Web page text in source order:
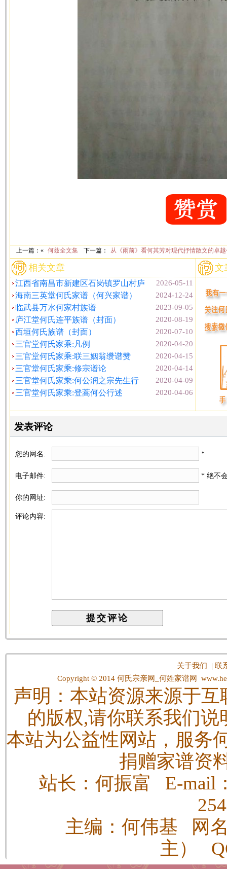
上一篇：« 何兹全文集 下一篇： 从《雨前》看何其芳对现代抒情散文的卓
相关文章
2026-05-11
江西省南昌市新建区石岗镇罗山村庐
2024-12-24
海南三英堂何氏家谱（何兴家谱）
2023-09-05
临武县万水何家村族谱
2020-08-19
庐江堂何氏连平族谱（封面）
2020-07-10
西垣何氏族谱（封面）
2020-04-20
三官堂何氏家乘:凡例
2020-04-15
三官堂何氏家乘:联三姻翁缵谱赞
2020-04-14
三官堂何氏家乘:修宗谱论
2020-04-09
三官堂何氏家乘:何公润之宗先生行
2020-04-06
三官堂何氏家乘:登蒿何公行述
文
发表评论
您的网名: *
电子邮件: * 绝不
你的网址:
评论内容:
关于我们 |联
Copyright © 2014 何氏宗亲网_何姓家谱网
声明：本站资源来源于
的版权,请你联系我们
本站为公益性网站，服务
捐赠家谱资
站长：何振富 E-mail
主编：何伟基 网
主）